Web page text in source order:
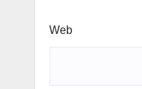
Web